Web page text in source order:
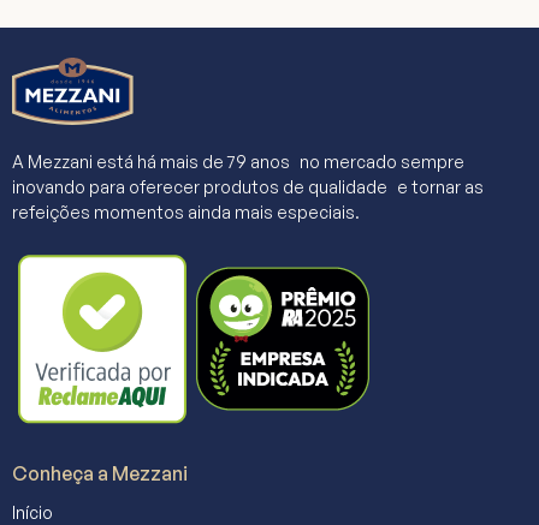
A Mezzani está há mais de 79 anos no mercado sempre
inovando para oferecer produtos de qualidade e tornar as
refeições momentos ainda mais especiais.
Conheça a Mezzani
Início